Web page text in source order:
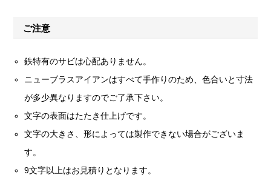
ご注意
鉄特有のサビは心配ありません。
ニューブラスアイアンはすべて手作りのため、色合いと寸法
が多少異なりますのでご了承下さい。
文字の表面はたたき仕上げです。
文字の大きさ、形によっては製作できない場合がございま
す。
9文字以上はお見積りとなります。